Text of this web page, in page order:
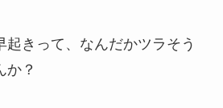
起きって、なんだかツラそう
か？